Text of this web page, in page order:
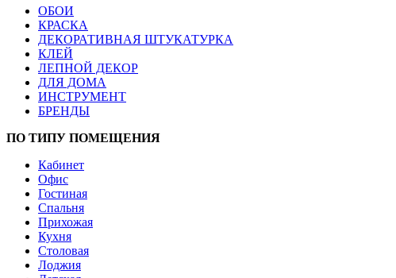
ОБОИ
КРАСКА
ДЕКОРАТИВНАЯ ШТУКАТУРКА
КЛЕЙ
ЛЕПНОЙ ДЕКОР
ДЛЯ ДОМА
ИНСТРУМЕНТ
БРЕНДЫ
ПО ТИПУ ПОМЕЩЕНИЯ
Кабинет
Офис
Гостиная
Спальня
Прихожая
Кухня
Столовая
Лоджия